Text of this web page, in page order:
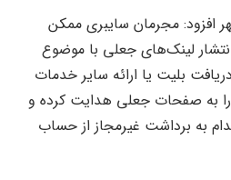
افزود: مجرمان سایبری ممکن
لینک‌های جعلی با موضوع
بلیت یا ارائه سایر خدمات
را به صفحات جعلی هدایت کرده و
به برداشت غیرمجاز از حساب